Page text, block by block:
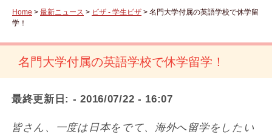
Home > 最新ニュース > ビザ - 学生ビザ > 名門大学付属の英語学校で休学留
学！
名門大学付属の英語学校で休学留学！
最終更新日: - 2016/07/22 - 16:07
皆さん、一度は日本をでて、海外へ留学をしたい